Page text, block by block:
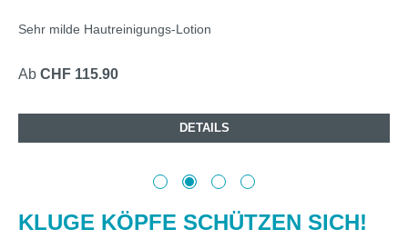
Sehr milde Hautreinigungs-Lotion
Ab CHF 115.90
DETAILS
KLUGE KÖPFE SCHÜTZEN SICH!